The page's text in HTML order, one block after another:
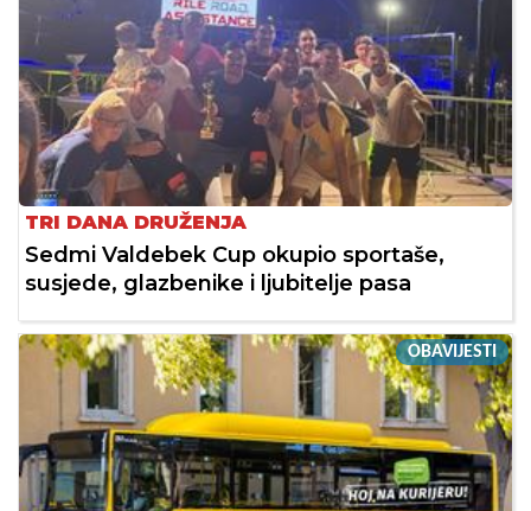
TRI DANA DRUŽENJA
Sedmi Valdebek Cup okupio sportaše,
susjede, glazbenike i ljubitelje pasa
OBAVIJESTI